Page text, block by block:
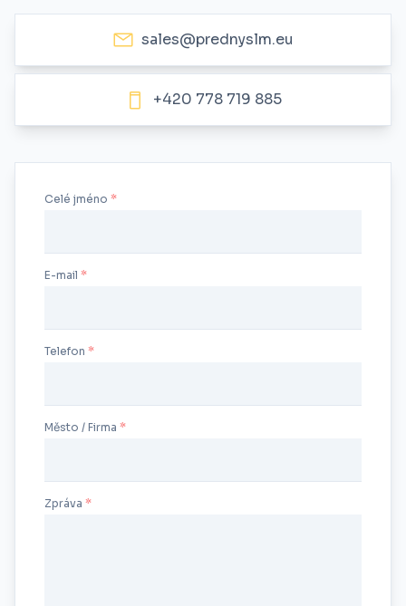
sales@prednyslm.eu
+420 778 719 885
Zpráva
Celé jméno
E-mail
Telefon
Město / Firma